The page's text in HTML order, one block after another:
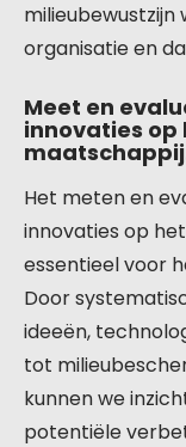
organisatie en
Meet en
innovaties op
Het meten en
innovaties op
essentieel voor
Door
ideeën,
tot
kunnen we
potentiële